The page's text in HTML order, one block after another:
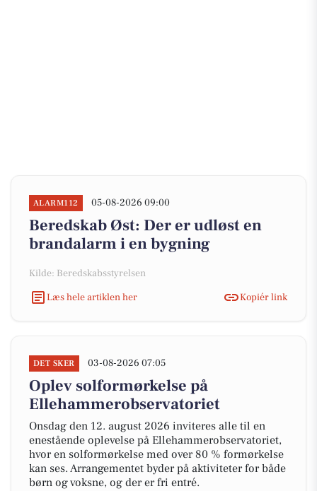
ALARM112 05-08-2026 09:00
Beredskab Øst: Der er udløst en
brandalarm i en bygning
Kilde: Beredskabsstyrelsen
Læs hele artiklen her
Kopiér link
DET SKER 03-08-2026 07:05
Oplev solformørkelse på
Ellehammerobservatoriet
Onsdag den 12. august 2026 inviteres alle til en
enestående oplevelse på Ellehammerobservatoriet,
hvor en solformørkelse med over 80 % formørkelse
kan ses. Arrangementet byder på aktiviteter for både
børn og voksne, og der er fri entré.